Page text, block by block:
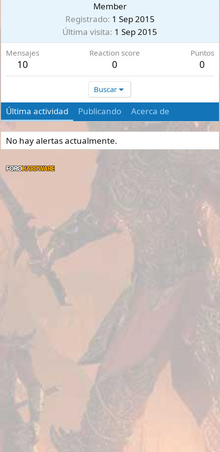
Member
Registrado 1 Sep 2015
Última visita 1 Sep 2015
Mensajes
10
Reaction score
0
Puntos
0
Buscar
Última actividad Publicando Acerca de
No hay alertas actualmente.